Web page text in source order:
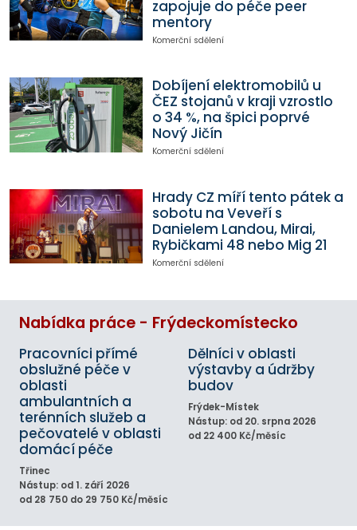
zapojuje do péče peer
mentory
Komerční sdělení
Dobíjení elektromobilů u
ČEZ stojanů v kraji vzrostlo
o 34 %, na špici poprvé
Nový Jičín
Komerční sdělení
Hrady CZ míří tento pátek a
sobotu na Veveří s
Danielem Landou, Mirai,
Rybičkami 48 nebo Mig 21
Komerční sdělení
Nabídka práce - Frýdeckomístecko
Pracovníci přímé
obslužné péče v
oblasti
ambulantních a
terénních služeb a
pečovatelé v oblasti
domácí péče
Třinec
Nástup: od 1. září 2026
od 28 750 do 29 750 Kč/měsíc
Dělníci v oblasti
výstavby a údržby
budov
Frýdek-Místek
Nástup: od 20. srpna 2026
od 22 400 Kč/měsíc